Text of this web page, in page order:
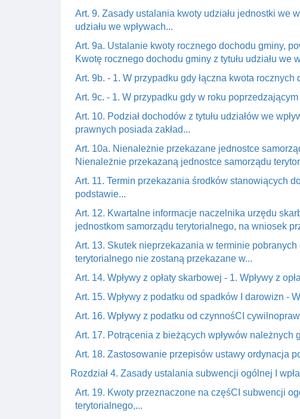
Art. 9. Zasady ustalania kwoty udziału jednostki we
udziału we wpływach...
Art. 9a. Ustalanie kwoty rocznego dochodu gminy,
Kwotę rocznego dochodu gminy z tytułu udziału we
Art. 9b. - 1. W przypadku gdy łączna kwota rocznych
Art. 9c. - 1. W przypadku gdy w roku
Art. 10. Podział dochodów z tytułu udziałów we
prawnych posiada zakład...
Art. 10a. Nienależnie przekazane jednostce
Nienależnie przekazaną jednostce samorządu
Art. 11. Termin przekazania środków stanowiących
podstawie...
Art. 12. Kwartalne informacje naczelnika urzędu
jednostkom samorządu terytorialnego, na wniosek
Art. 13. Skutek nieprzekazania w terminie
terytorialnego nie zostaną przekazane w...
Art. 14. Wpływy z opłaty skarbowej - 1. Wpływy z
Art. 15. Wpływy z podatku od spadków I darowizn -
Art. 16. Wpływy z podatku od czynnośCI
Art. 17. Potrącenia z bieżących wpływów
Art. 18. Zastosowanie przepisów ustawy ordynacja
Rozdział 4. Zasady ustalania subwencji ogólnej I
Art. 19. Kwoty przeznaczone na częśCI subwencji
terytorialnego,...